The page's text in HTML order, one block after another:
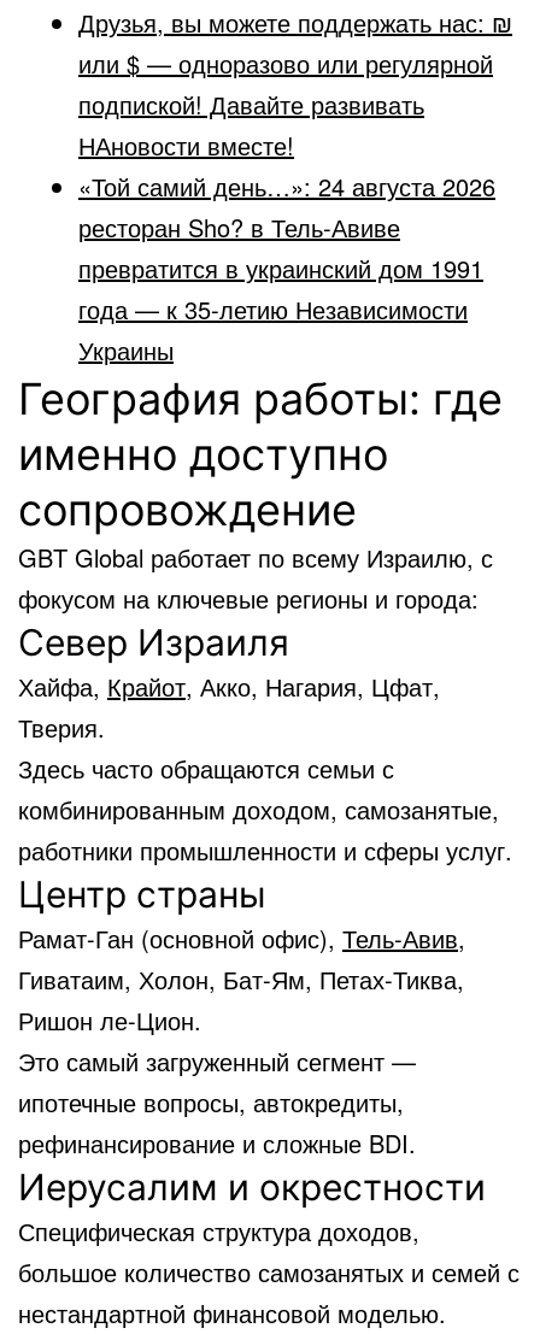
Друзья, вы можете поддержать нас: ₪
или $ — одноразово или регулярной
подпиской! Давайте развивать
НАновости вместе!
«Той самий день…»: 24 августа 2026
ресторан Sho? в Тель-Авиве
превратится в украинский дом 1991
года — к 35-летию Независимости
Украины
География работы: где
именно доступно
сопровождение
GBT Global работает по всему Израилю, с
фокусом на ключевые регионы и города:
Север Израиля
Хайфа, Крайот, Акко, Нагария, Цфат,
Тверия.
Здесь часто обращаются семьи с
комбинированным доходом, самозанятые,
работники промышленности и сферы услуг.
Центр страны
Рамат-Ган (основной офис), Тель-Авив,
Гиватаим, Холон, Бат-Ям, Петах-Тиква,
Ришон ле-Цион.
Это самый загруженный сегмент —
ипотечные вопросы, автокредиты,
рефинансирование и сложные BDI.
Иерусалим и окрестности
Специфическая структура доходов,
большое количество самозанятых и семей с
нестандартной финансовой моделью.